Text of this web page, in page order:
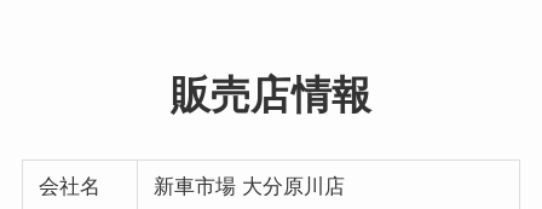
販売店情報
会社名 新車市場 大分原川店